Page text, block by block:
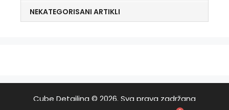
NEKATEGORISANI ARTIKLI
Cube Detailing © 2026. Sva prava zadržana